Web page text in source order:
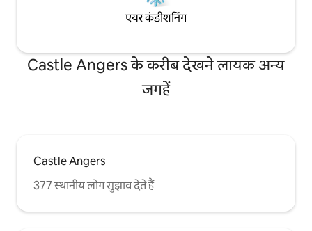
एयर कंडीशनिंग
Castle Angers के करीब देखने लायक अन्य
जगहें
Castle Angers
377 स्थानीय लोग सुझाव देते हैं